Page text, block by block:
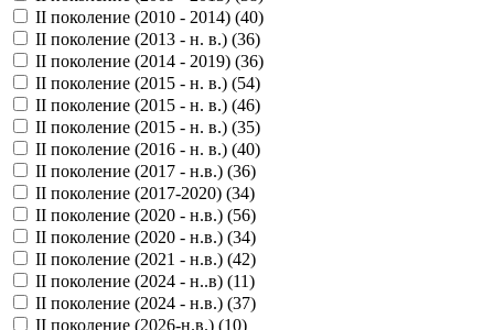
II поколение (2010 - 2014) (40)
II поколение (2013 - н. в.) (36)
II поколение (2014 - 2019) (36)
II поколение (2015 - н. в.) (54)
II поколение (2015 - н. в.) (46)
II поколение (2015 - н. в.) (35)
II поколение (2016 - н. в.) (40)
II поколение (2017 - н.в.) (36)
II поколение (2017-2020) (34)
II поколение (2020 - н.в.) (56)
II поколение (2020 - н.в.) (34)
II поколение (2021 - н.в.) (42)
II поколение (2024 - н..в) (11)
II поколение (2024 - н.в.) (37)
II поколение (2026-н.в.) (10)